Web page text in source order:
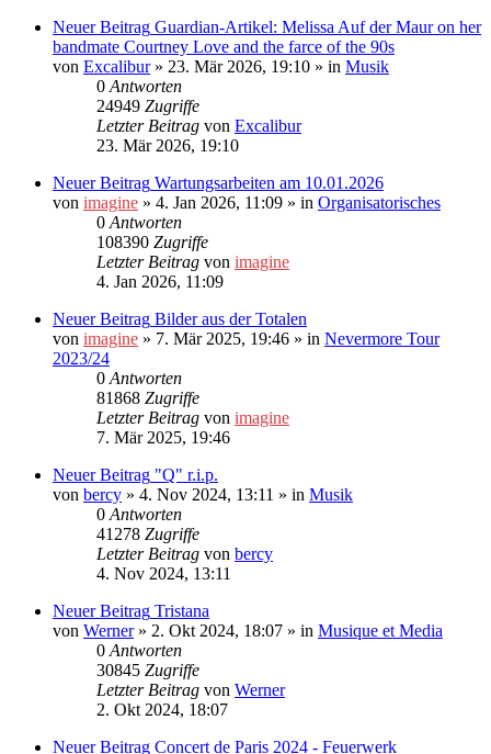
Neuer Beitrag Guardian-Artikel: Melissa Auf der Maur on her
bandmate Courtney Love and the farce of the 90s
von Excalibur» 23. Mär 2026, 19:10 » in Musik
0 Antworten
24949 Zugriffe
Letzter Beitrag von Excalibur
23. Mär 2026, 19:10
Neuer Beitrag Wartungsarbeiten am 10.01.2026
von imagine » 4. Jan 2026, 11:09 » in Organisatorisches
0 Antworten
108390 Zugriffe
Letzter Beitrag von imagine
4. Jan 2026, 11:09
Neuer Beitrag Bilder aus der Totalen
von imagine » 7. Mär 2025, 19:46 » in Nevermore Tour
2023/24
0 Antworten
81868 Zugriffe
Letzter Beitrag von imagine
7. Mär 2025, 19:46
Neuer Beitrag "Q" r.i.p.
von bercy » 4. Nov 2024, 13:11 » in Musik
0 Antworten
41278 Zugriffe
Letzter Beitrag von bercy
4. Nov 2024, 13:11
Neuer Beitrag Tristana
von Werner» 2. Okt 2024, 18:07 » in Musique et Media
0 Antworten
30845 Zugriffe
Letzter Beitrag von Werner
2. Okt 2024, 18:07
Neuer Beitrag Concert de Paris 2024 - Feuerwerk